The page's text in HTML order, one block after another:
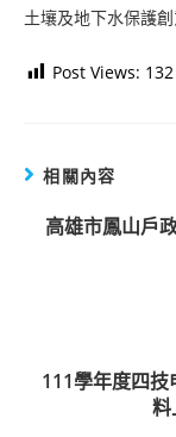
土壤及地下水保護
Post Views: 132
相關內容
高雄市鳳山戶
111學年度四
料